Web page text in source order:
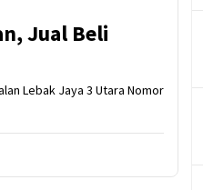
Jual Beli
Lebak Jaya 3 Utara Nomor